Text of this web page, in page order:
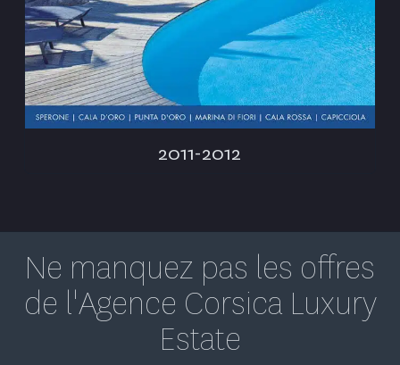
2011-2012
Ne manquez pas les offres
de l'Agence Corsica Luxury
Estate